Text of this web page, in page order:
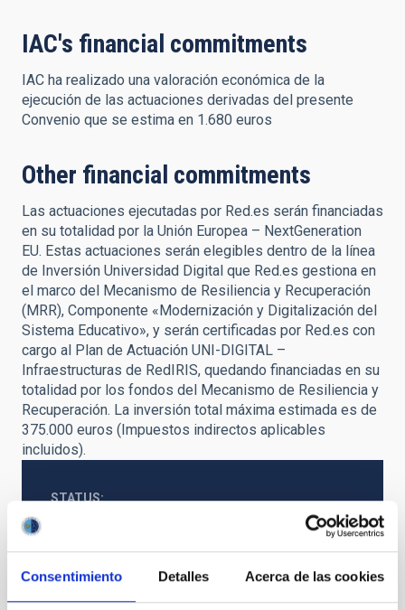
Consentimiento Detalles Acerca de las cookies
IAC's financial commitments
IAC ha realizado una valoración económica de la
ejecución de las actuaciones derivadas del presente
Convenio que se estima en 1.680 euros
Other financial commitments
Las actuaciones ejecutadas por Red.es serán financiadas
en su totalidad por la Unión Europea – NextGeneration
EU. Estas actuaciones serán elegibles dentro de la línea
de Inversión Universidad Digital que Red.es gestiona en
el marco del Mecanismo de Resiliencia y Recuperación
(MRR), Componente «Modernización y Digitalización del
Sistema Educativo», y serán certificadas por Red.es con
cargo al Plan de Actuación UNI-DIGITAL –
Infraestructuras de RedIRIS, quedando financiadas en su
totalidad por los fondos del Mecanismo de Resiliencia y
Recuperación. La inversión total máxima estimada es de
375.000 euros (Impuestos indirectos aplicables
incluidos).
STATUS